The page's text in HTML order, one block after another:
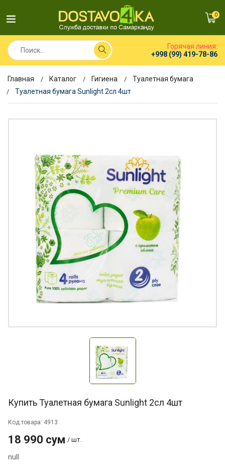
0
Горячая линия:
+998 (99) 419-78-86
Главная Каталог Гигиена
Туалетная бумага
Туалетная бумага Sunlight 2сл 4шт
Купить Туалетная бумага Sunlight 2сл 4шт
Код товара: 4913
18 990 сум / шт.
null